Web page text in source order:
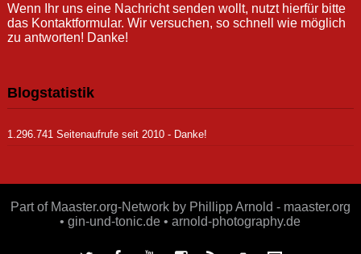
Wenn Ihr uns eine Nachricht senden wollt, nutzt hierfür bitte
das Kontaktformular. Wir versuchen, so schnell wie möglich
zu antworten! Danke!
Blogstatistik
1.296.741 Seitenaufrufe seit 2010 - Danke!
Part of Maaster.org-Network by Phillipp Arnold - maaster.org
• gin-und-tonic.de • arnold-photography.de